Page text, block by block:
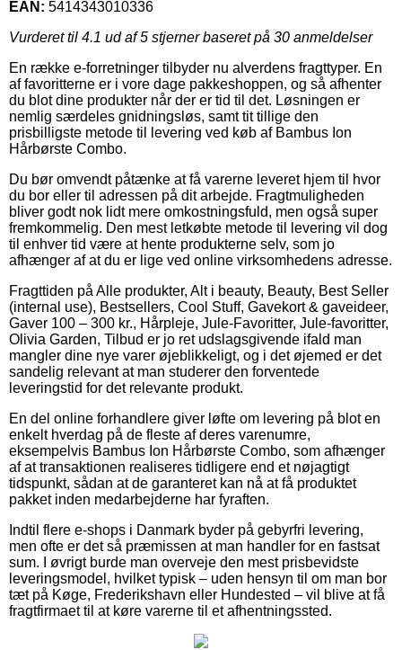
EAN: 5414343010336
Vurderet til 4.1 ud af 5 stjerner baseret på 30 anmeldelser
En række e-forretninger tilbyder nu alverdens fragttyper. En
af favoritterne er i vore dage pakkeshoppen, og så afhenter
du blot dine produkter når der er tid til det. Løsningen er
nemlig særdeles gnidningsløs, samt tit tillige den
prisbilligste metode til levering ved køb af Bambus Ion
Hårbørste Combo.
Du bør omvendt påtænke at få varerne leveret hjem til hvor
du bor eller til adressen på dit arbejde. Fragtmuligheden
bliver godt nok lidt mere omkostningsfuld, men også super
fremkommelig. Den mest letkøbte metode til levering vil dog
til enhver tid være at hente produkterne selv, som jo
afhænger af at du er lige ved online virksomhedens adresse.
Fragttiden på Alle produkter, Alt i beauty, Beauty, Best Seller
(internal use), Bestsellers, Cool Stuff, Gavekort & gaveideer,
Gaver 100 – 300 kr., Hårpleje, Jule-Favoritter, Jule-favoritter,
Olivia Garden, Tilbud er jo ret udslagsgivende ifald man
mangler dine nye varer øjeblikkeligt, og i det øjemed er det
sandelig relevant at man studerer den forventede
leveringstid for det relevante produkt.
En del online forhandlere giver løfte om levering på blot en
enkelt hverdag på de fleste af deres varenumre,
eksempelvis Bambus Ion Hårbørste Combo, som afhænger
af at transaktionen realiseres tidligere end et nøjagtigt
tidspunkt, sådan at de garanteret kan nå at få produktet
pakket inden medarbejderne har fyraften.
Indtil flere e-shops i Danmark byder på gebyrfri levering,
men ofte er det så præmissen at man handler for en fastsat
sum. I øvrigt burde man overveje den mest prisbevidste
leveringsmodel, hvilket typisk – uden hensyn til om man bor
tæt på Køge, Frederikshavn eller Hundested – vil blive at få
fragtfirmaet til at køre varerne til et afhentningssted.